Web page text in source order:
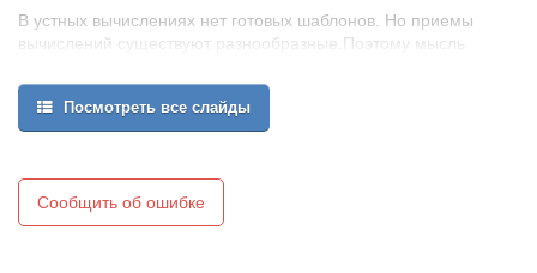
В устных вычислениях нет готовых шаблонов. Но приемы
вычислений существуют разнообразные.Поэтому мысль
интенсивно и творчески.
Посмотреть все слайды
Сообщить об ошибке